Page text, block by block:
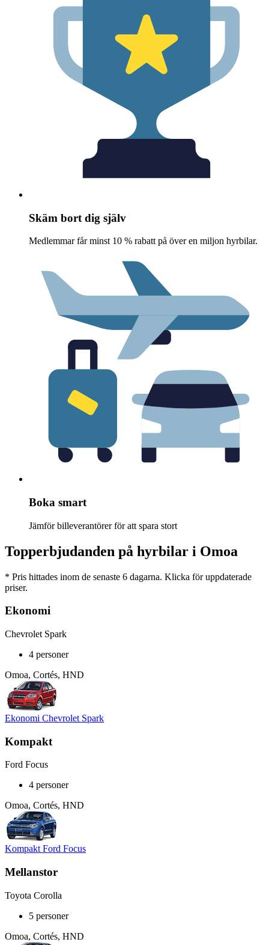
Skäm bort dig själv
Medlemmar får minst 10 % rabatt på över en miljon hyrbilar.
Boka smart
Jämför billeverantörer för att spara stort
Topperbjudanden på hyrbilar i Omoa
* Pris hittades inom de senaste 6 dagarna. Klicka för uppdaterade
priser.
Ekonomi
Chevrolet Spark
4 personer
Omoa, Cortés, HND
Ekonomi Chevrolet Spark
Kompakt
Ford Focus
4 personer
Omoa, Cortés, HND
Kompakt Ford Focus
Mellanstor
Toyota Corolla
5 personer
Omoa, Cortés, HND